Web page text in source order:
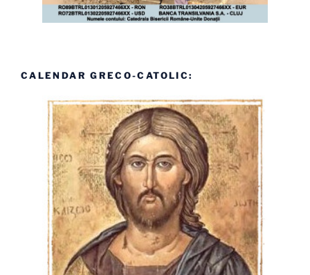
CALENDAR GRECO-CATOLIC: